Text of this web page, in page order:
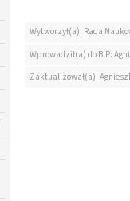
Wytworzył(a): Rada
Wprowadził(a) do BIP:
Zaktualizował(a):